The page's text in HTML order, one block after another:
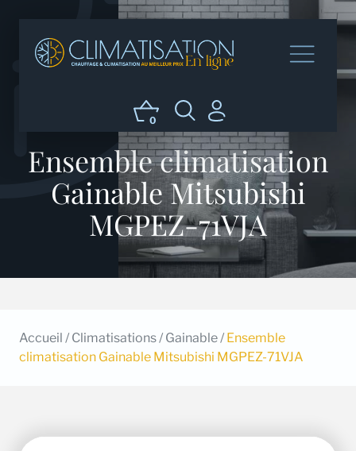
0
Ensemble climatisation
Gainable Mitsubishi
MGPEZ-71VJA
Accueil / Climatisations/ Gainable/ Ensemble
climatisation Gainable Mitsubishi MGPEZ-71VJA